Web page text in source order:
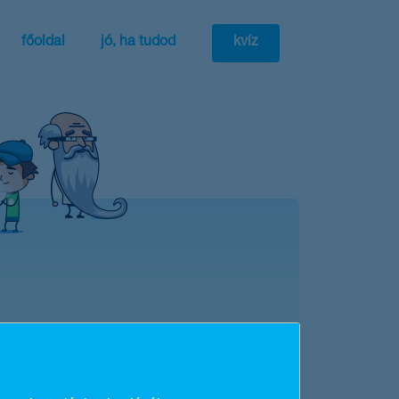
főoldal
jó, ha tudod kvíz